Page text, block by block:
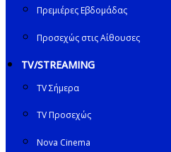
Πρεμιέρες Εβδομάδας
Προσεχώς στις Αίθουσες
TV/STREAMING
TV Σήμερα
TV Προσεχώς
Nova Cinema